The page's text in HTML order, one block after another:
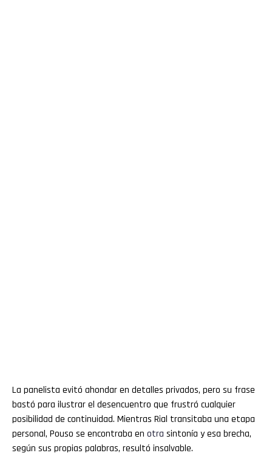
La panelista evitó ahondar en detalles privados, pero su frase
bastó para ilustrar el desencuentro que frustró cualquier
posibilidad de continuidad. Mientras Rial transitaba una etapa
personal, Pouso se encontraba en otra sintonía y esa brecha,
según sus propias palabras, resultó insalvable.